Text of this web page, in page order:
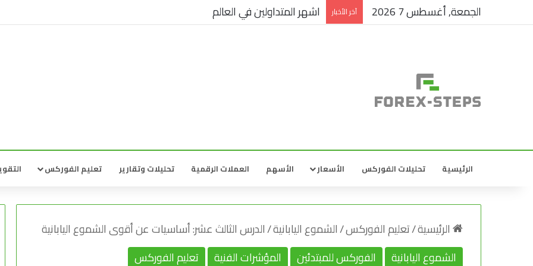
الجمعة, أغسطس 7 2026 آخر الأخبار اشهر المتداولين في العالم
الرئيسية تحليلات الفوركس الأسعار الأسهم العملات الرقمية تحليلات وتقارير تعليم الفوركس
الرئيسية/تعليم الفوركس/الشموع اليابانية/الدرس الثالث عشر: أساسيات عن أقوى الشموع اليابانية
الشموع اليابانية
الفوركس للمبتدئين المؤشرات الفنية
تعليم الفوركس